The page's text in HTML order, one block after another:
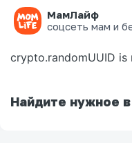
МамЛайф
соцсеть мам и
Ошибка на
crypto.randomUUID
Найдите нужное